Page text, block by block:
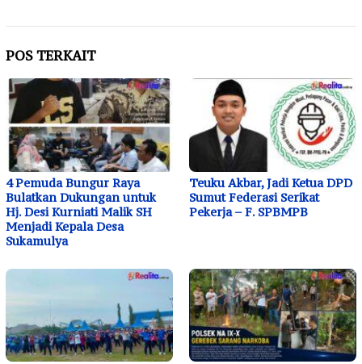
POS TERKAIT
4 Pemuda Bungur Raya
Bulatkan Dukungan untuk
Hj. Desi Kurniati Malik SH
Menjadi Kepala Desa
Sukamulya
Teuku Akbar, Jadi Ketua DPD
Sumut Federasi Serikat
Pekerja – F. SPBMPB